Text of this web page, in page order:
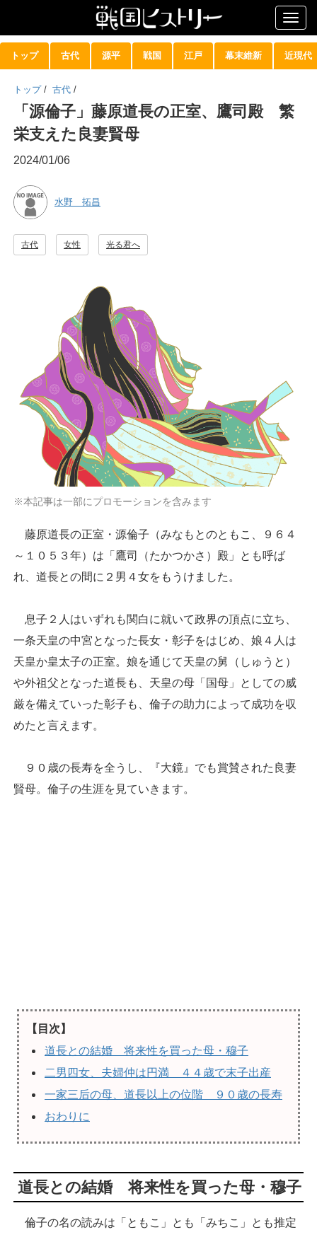
トップ 古代 源平 戦国 江戸 幕末維新 近現代
トップ / 古代 /
「源倫子」藤原道長の正室、鷹司殿 繁
栄支えた良妻賢母
2024/01/06
水野 拓昌
古代 女性 光る君へ
※本記事は一部にプロモーションを含みます
藤原道長の正室・源倫子（みなもとのともこ、９６４
～１０５３年）は「鷹司（たかつかさ）殿」とも呼ば
れ、道長との間に２男４女をもうけました。
息子２人はいずれも関白に就いて政界の頂点に立ち、
一条天皇の中宮となった長女・彰子をはじめ、娘４人は
天皇か皇太子の正室。娘を通じて天皇の舅（しゅうと）
や外祖父となった道長も、天皇の母「国母」としての威
厳を備えていった彰子も、倫子の助力によって成功を収
めたと言えます。
９０歳の長寿を全うし、『大鏡』でも賞賛された良妻
賢母。倫子の生涯を見ていきます。
【目次】
道長との結婚 将来性を買った母・穆子
二男四女、夫婦仲は円満 ４４歳で末子出産
一家三后の母、道長以上の位階 ９０歳の長寿
おわりに
道長との結婚 将来性を買った母・穆子
倫子の名の読みは「ともこ」とも「みちこ」とも推定